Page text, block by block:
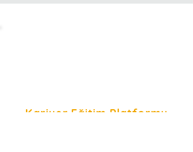
Kariyer Eğitim Platformu